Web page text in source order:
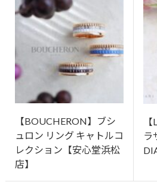
【BOUCHERON】ブシ
ュロン リング キャトルコ
レクション【安心堂浜松
店】
ラ